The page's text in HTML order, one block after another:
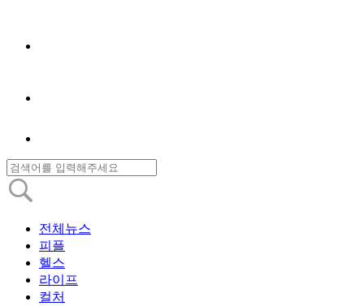
전체뉴스
피플
헬스
라이프
컬처